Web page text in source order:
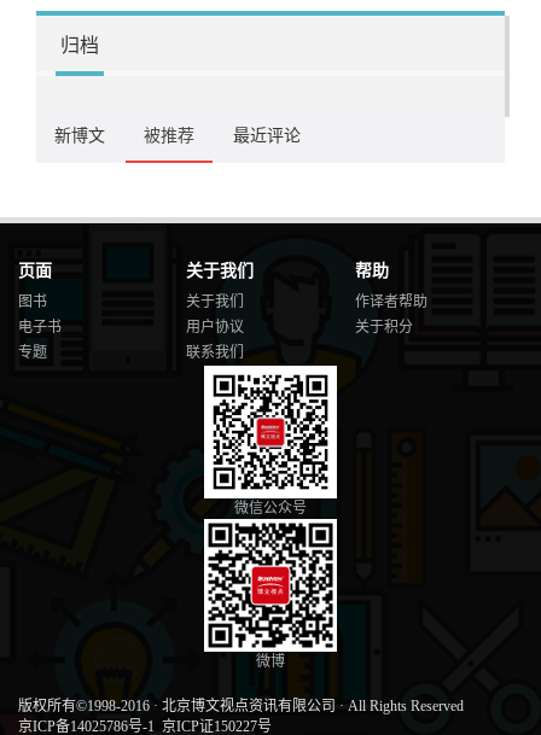
归档
新博文 被推荐 最近评论
页面
图书
电子书
专题
关于我们
关于我们
用户协议
联系我们
帮助
作译者帮助
关于积分
微信公众号
微博
版权所有©1998-2016 · 北京博文视点资讯有限公司 · All Rights Reserved
京ICP备14025786号-1 京ICP证150227号